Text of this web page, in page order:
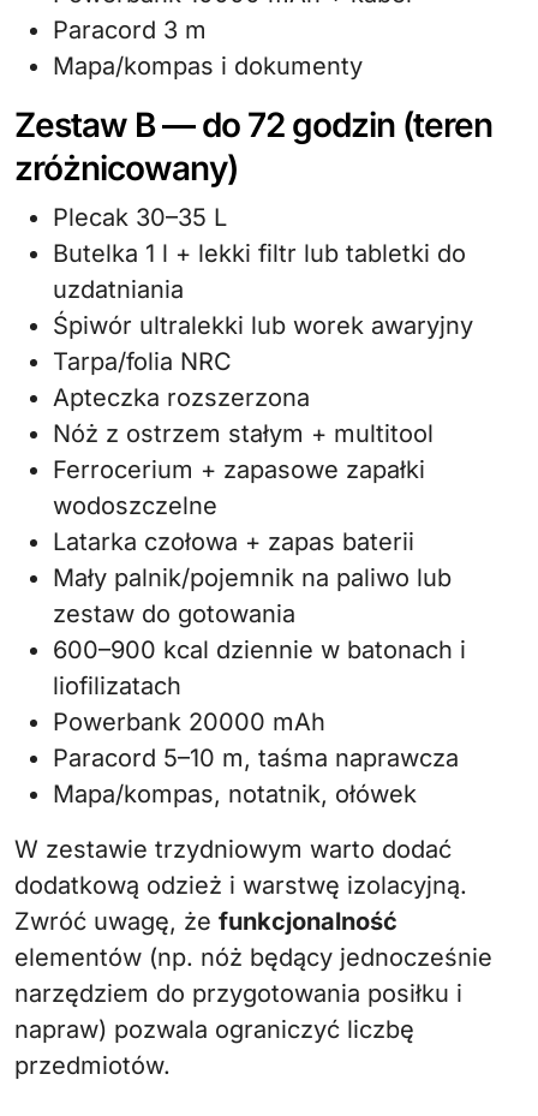
Paracord 3 m
Mapa/kompas i dokumenty
Zestaw B — do 72 godzin (teren
zróżnicowany)
Plecak 30–35 L
Butelka 1 l + lekki filtr lub tabletki do
uzdatniania
Śpiwór ultralekki lub worek awaryjny
Tarpa/folia NRC
Apteczka rozszerzona
Nóż z ostrzem stałym + multitool
Ferrocerium + zapasowe zapałki
wodoszczelne
Latarka czołowa + zapas baterii
Mały palnik/pojemnik na paliwo lub
zestaw do gotowania
600–900 kcal dziennie w batonach i
liofilizatach
Powerbank 20000 mAh
Paracord 5–10 m, taśma naprawcza
Mapa/kompas, notatnik, ołówek
W zestawie trzydniowym warto dodać
dodatkową odzież i warstwę izolacyjną.
Zwróć uwagę, że funkcjonalność
elementów (np. nóż będący jednocześnie
narzędziem do przygotowania posiłku i
napraw) pozwala ograniczyć liczbę
przedmiotów.